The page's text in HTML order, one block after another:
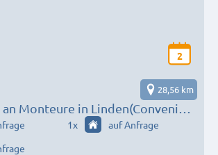
2
Monteure in Linden(Convenient
28,56 km
1x
auf Anfrage